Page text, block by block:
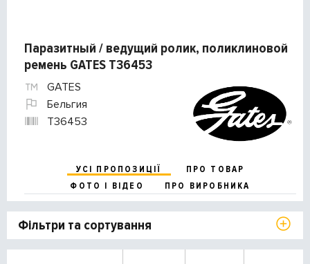
Паразитный / ведущий ролик, поликлиновой
ремень GATES T36453
GATES
Бельгия
T36453
УСІ ПРОПОЗИЦІЇ
ПРО ТОВАР
ФОТО І ВІДЕО
ПРО ВИРОБНИКА
Фільтри та сортування